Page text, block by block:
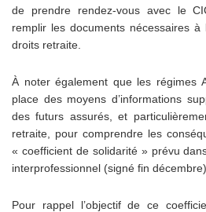
de prendre rendez-vous avec le
remplir les documents nécessaires
droits retraite.
À noter également que les régimes
place des moyens d’informations
des futurs assurés, et
retraite, pour comprendre les
« coefficient de solidarité » prévu
interprofessionnel (signé fin décembre).
Pour rappel l’objectif de ce